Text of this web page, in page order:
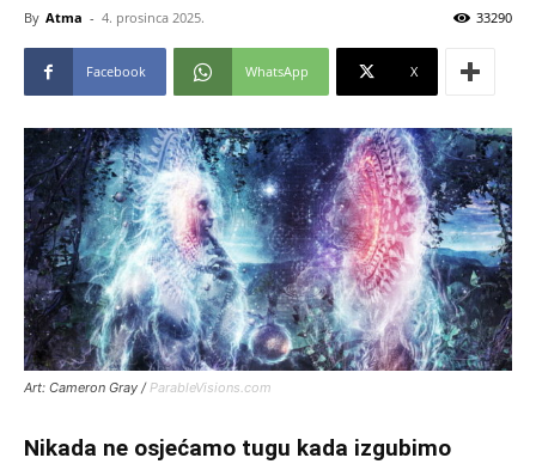
By Atma - 4. prosinca 2025. 33290
Facebook WhatsApp X
Art: Cameron Gray /ParableVisions.com
Nikada ne osjećamo tugu kada izgubimo